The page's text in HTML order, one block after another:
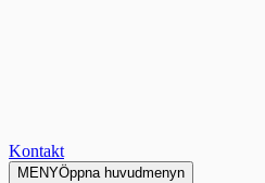
Kontakt
MENYÖppna huvudmenyn